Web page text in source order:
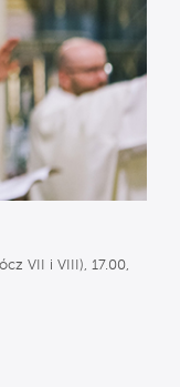
VII i VIII), 17.00,